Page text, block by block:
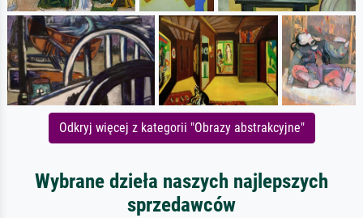
Odkryj więcej z kategorii "Obrazy abstrakcyjne"
Wybrane dzieła naszych najlepszych
sprzedawców